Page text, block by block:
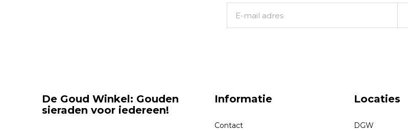
De Goud Winkel: Gouden
sieraden voor iedereen!
Informatie
Contact
Locaties
DGW